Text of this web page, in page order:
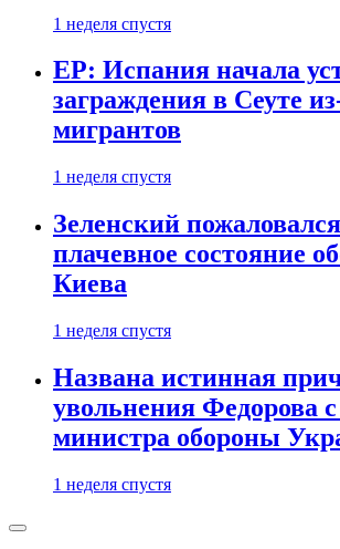
1 неделя спустя
EP: Испания начала
заграждения в Сеуте
мигрантов
1 неделя спустя
Зеленский
плачевное состояние
Киева
1 неделя спустя
Названа истинная
увольнения Федорова с
министра обороны
1 неделя спустя